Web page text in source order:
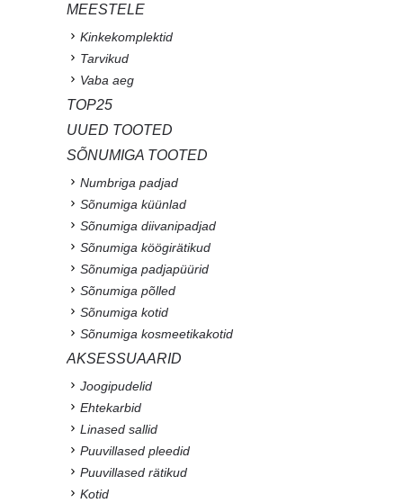
MEESTELE
Kinkekomplektid
Tarvikud
Vaba aeg
TOP25
UUED TOOTED
SÕNUMIGA TOOTED
Numbriga padjad
Sõnumiga küünlad
Sõnumiga diivanipadjad
Sõnumiga köögirätikud
Sõnumiga padjapüürid
Sõnumiga põlled
Sõnumiga kotid
Sõnumiga kosmeetikakotid
AKSESSUAARID
Joogipudelid
Ehtekarbid
Linased sallid
Puuvillased pleedid
Puuvillased rätikud
Kotid